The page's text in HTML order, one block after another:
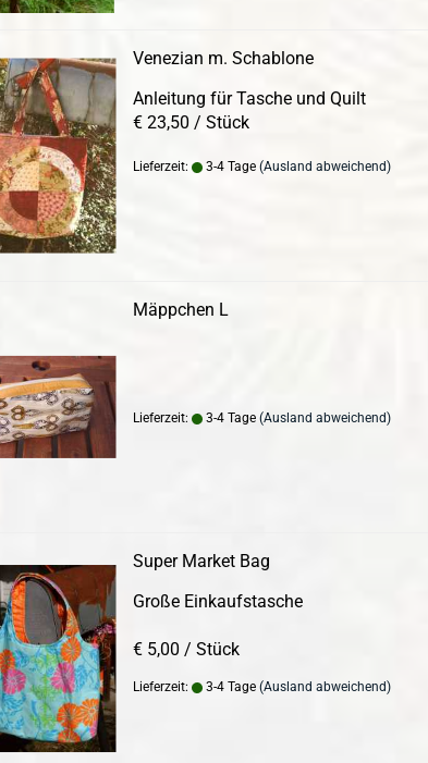
Venezian m. Schablone
Anleitung für Tasche und Quilt
€ 23,50 / Stück
Lieferzeit: 3-4 Tage (Ausland abweichend)
Mäppchen L
Lieferzeit: 3-4 Tage (Ausland abweichend)
Super Market Bag
Große Einkaufstasche
€ 5,00 / Stück
Lieferzeit: 3-4 Tage (Ausland abweichend)